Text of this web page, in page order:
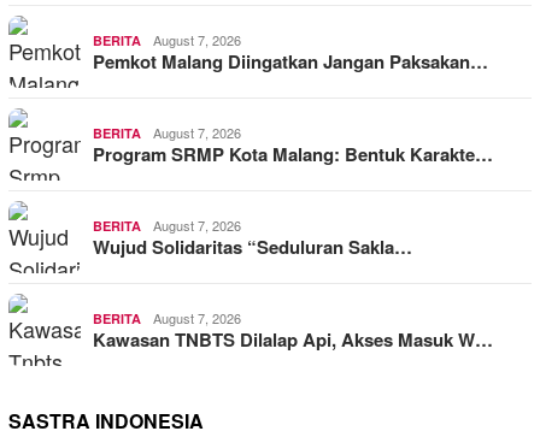
BERITA August 7, 2026
Pemkot Malang Diingatkan Jangan Paksakan…
BERITA August 7, 2026
Program SRMP Kota Malang: Bentuk Karakte…
BERITA August 7, 2026
Wujud Solidaritas “Seduluran Sakla…
BERITA August 7, 2026
Kawasan TNBTS Dilalap Api, Akses Masuk W…
SASTRA INDONESIA